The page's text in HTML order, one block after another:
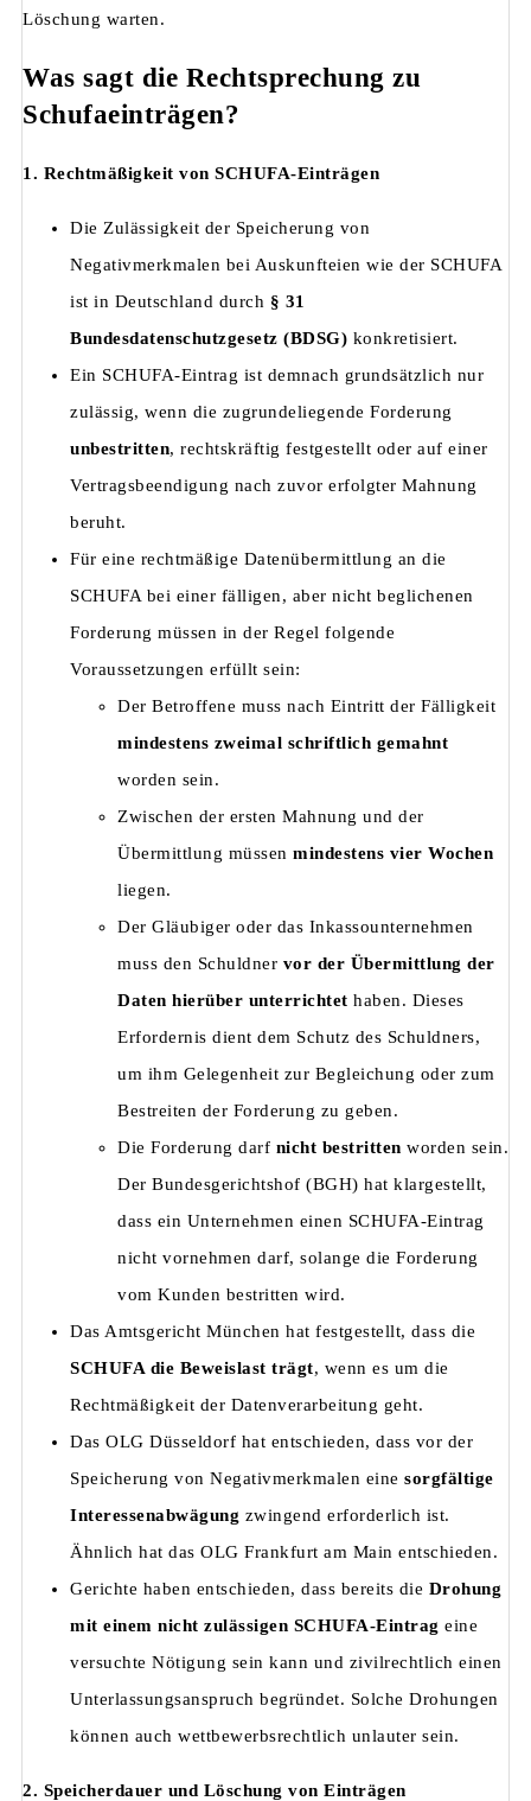
Löschung warten.
Was sagt die Rechtsprechung zu
Schufaeinträgen?
1. Rechtmäßigkeit von SCHUFA-Einträgen
Die Zulässigkeit der Speicherung von
Negativmerkmalen bei Auskunfteien wie der SCHUFA
ist in Deutschland durch § 31
Bundesdatenschutzgesetz (BDSG) konkretisiert.
Ein SCHUFA-Eintrag ist demnach grundsätzlich nur
zulässig, wenn die zugrundeliegende Forderung
unbestritten, rechtskräftig festgestellt oder auf einer
Vertragsbeendigung nach zuvor erfolgter Mahnung
beruht.
Für eine rechtmäßige Datenübermittlung an die
SCHUFA bei einer fälligen, aber nicht beglichenen
Forderung müssen in der Regel folgende
Voraussetzungen erfüllt sein:
Der Betroffene muss nach Eintritt der Fälligkeit
mindestens zweimal schriftlich gemahnt
worden sein.
Zwischen der ersten Mahnung und der
Übermittlung müssen mindestens vier Wochen
liegen.
Der Gläubiger oder das Inkassounternehmen
muss den Schuldner vor der Übermittlung der
Daten hierüber unterrichtet haben. Dieses
Erfordernis dient dem Schutz des Schuldners,
um ihm Gelegenheit zur Begleichung oder zum
Bestreiten der Forderung zu geben.
Die Forderung darf nicht bestritten worden sein.
Der Bundesgerichtshof (BGH) hat klargestellt,
dass ein Unternehmen einen SCHUFA-Eintrag
nicht vornehmen darf, solange die Forderung
vom Kunden bestritten wird.
Das Amtsgericht München hat festgestellt, dass die
SCHUFA die Beweislast trägt, wenn es um die
Rechtmäßigkeit der Datenverarbeitung geht.
Das OLG Düsseldorf hat entschieden, dass vor der
Speicherung von Negativmerkmalen eine sorgfältige
Interessenabwägung zwingend erforderlich ist.
Ähnlich hat das OLG Frankfurt am Main entschieden.
Gerichte haben entschieden, dass bereits die Drohung
mit einem nicht zulässigen SCHUFA-Eintrag eine
versuchte Nötigung sein kann und zivilrechtlich einen
Unterlassungsanspruch begründet. Solche Drohungen
können auch wettbewerbsrechtlich unlauter sein.
2. Speicherdauer und Löschung von Einträgen